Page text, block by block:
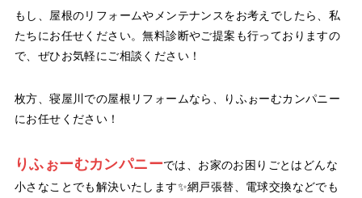
もし、屋根のリフォームやメンテナンスをお考えでしたら、私
たちにお任せください。無料診断やご提案も行っておりますの
で、ぜひお気軽にご相談ください！
枚方、寝屋川での屋根リフォームなら、りふぉーむカンパニー
にお任せください！
りふぉーむカンパニーでは、お家のお困りごとはどんな
小さなことでも解決いたします✨網戸張替、電球交換などでも